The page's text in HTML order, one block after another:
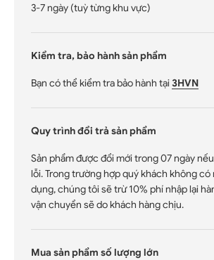
3-7 ngày (tuỳ từng khu vực)
Kiểm tra, bảo hành sản phẩm
Bạn có thể kiểm tra bảo hành tại3HVN
Quy trình đổi trả sản phẩm
Sản phẩm được đổi mới trong 07 ngày
lỗi. Trong trường hợp quý khách không có
dụng, chúng tôi sẽ trừ 10% phí nhập lại
vận chuyển sẽ do khách hàng chịu.
Mua sản phẩm số lượng lớn